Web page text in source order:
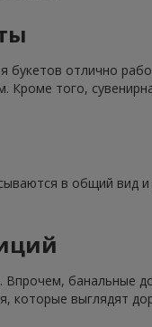
букетов отлично
того,
в общий вид
банальные
которые выглядят